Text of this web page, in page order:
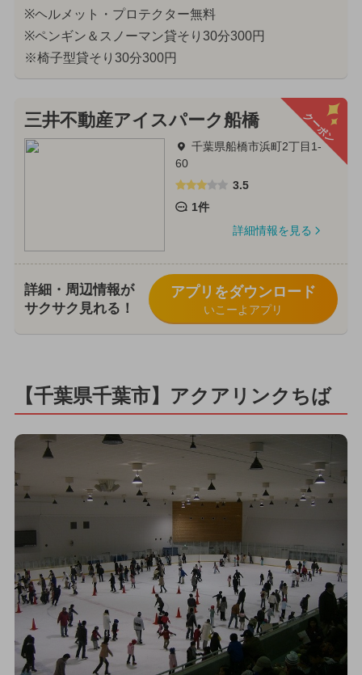
※ヘルメット・プロテクター無料
※ペンギン＆スノーマン貸そり30分300円
※椅子型貸そり30分300円
クーポン
三井不動産アイスパーク船橋
千葉県船橋市浜町2丁目1-
60
3.5
1件
詳細情報を見る
詳細・周辺情報が
サクサク見れる！
アプリをダウンロード
いこーよアプリ
【千葉県千葉市】アクアリンクちば